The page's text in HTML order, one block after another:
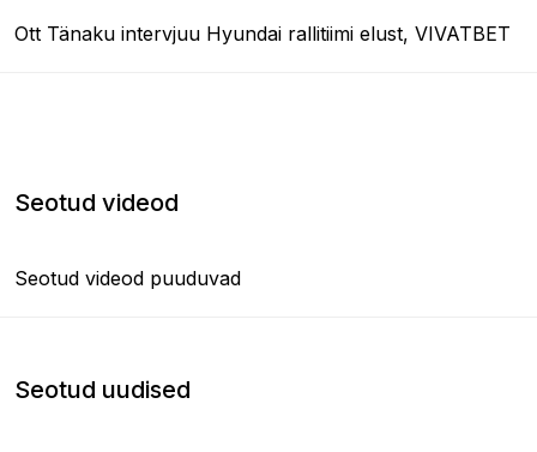
Ott Tänaku intervjuu Hyundai rallitiimi elust, VIVATBET
Seotud videod
Seotud videod puuduvad
Seotud uudised